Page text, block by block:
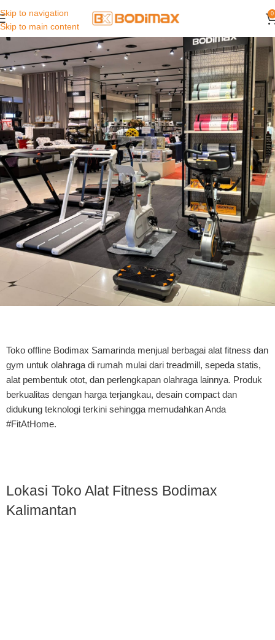
Skip to navigation
Skip to main content
0
Toko offline Bodimax Samarinda menjual berbagai alat fitness dan
gym untuk olahraga di rumah mulai dari treadmill, sepeda statis,
alat pembentuk otot, dan perlengkapan olahraga lainnya. Produk
berkualitas dengan harga terjangkau, desain compact dan
didukung teknologi terkini sehingga memudahkan Anda
#FitAtHome.
Lokasi Toko Alat Fitness Bodimax
Kalimantan